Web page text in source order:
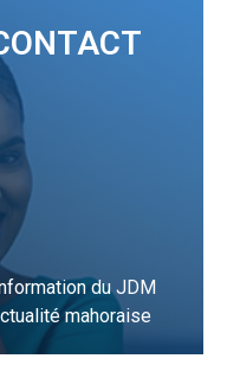
du JDM
mahoraise